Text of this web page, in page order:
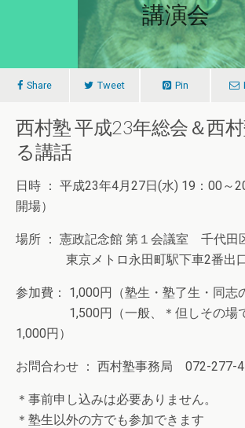
講演会
Share Tweet Pin
西村塾 平成23年総会＆西
る講話
日時 ： 平成23年4月27日(水) 19：00～
開場）
場所 ： 憲政記念館 第１会議室 千代田
東京メトロ永田町駅下車2番出口
参加費： 1,000円（塾生・塾了生・同志
1,500円（一般、＊但しその場で
1,000円）
お問合わせ ： 西村塾事務局 072-277-
＊事前申し込みは必要ありません。
＊塾生以外の方でも参加できます